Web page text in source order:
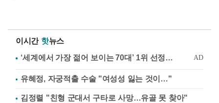
이시간 핫뉴스
유혜정, 자궁적출 수술 "여성성 잃는 것이…"
김정렬 "친형 군대서 구타로 사망…유골 못 찾아"